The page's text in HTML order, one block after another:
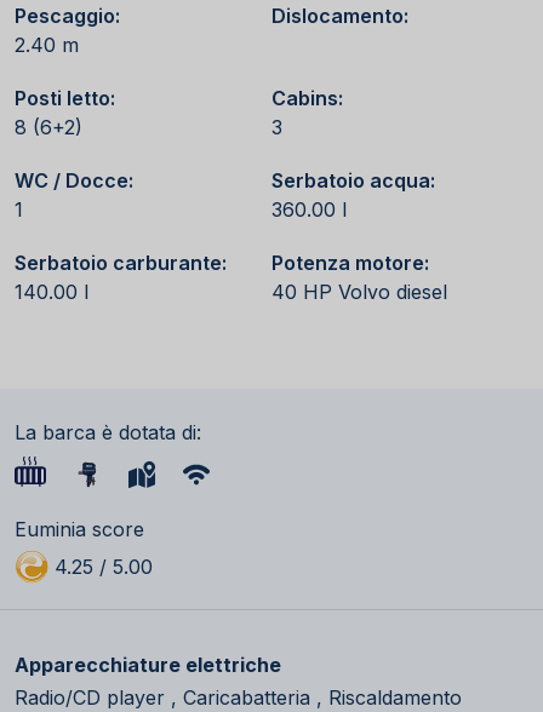
Pescaggio:
2.40 m
Dislocamento:
Posti letto:
8 (6+2)
Cabins:
3
WC / Docce:
1
Serbatoio acqua:
360.00 l
Serbatoio carburante:
140.00 l
Potenza motore:
40 HP Volvo diesel
La barca è dotata di:
Euminia score
4.25 / 5.00
Apparecchiature elettriche
Radio/CD player , Caricabatteria , Riscaldamento